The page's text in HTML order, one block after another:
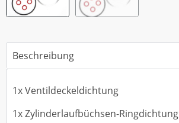
Beschreibung
1x Ventildeckeldichtung
1x Zylinderlaufbüchsen-Ringdichtung